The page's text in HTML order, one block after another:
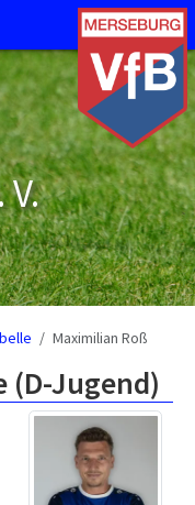
Maximilian Roß
(D-Jugend)